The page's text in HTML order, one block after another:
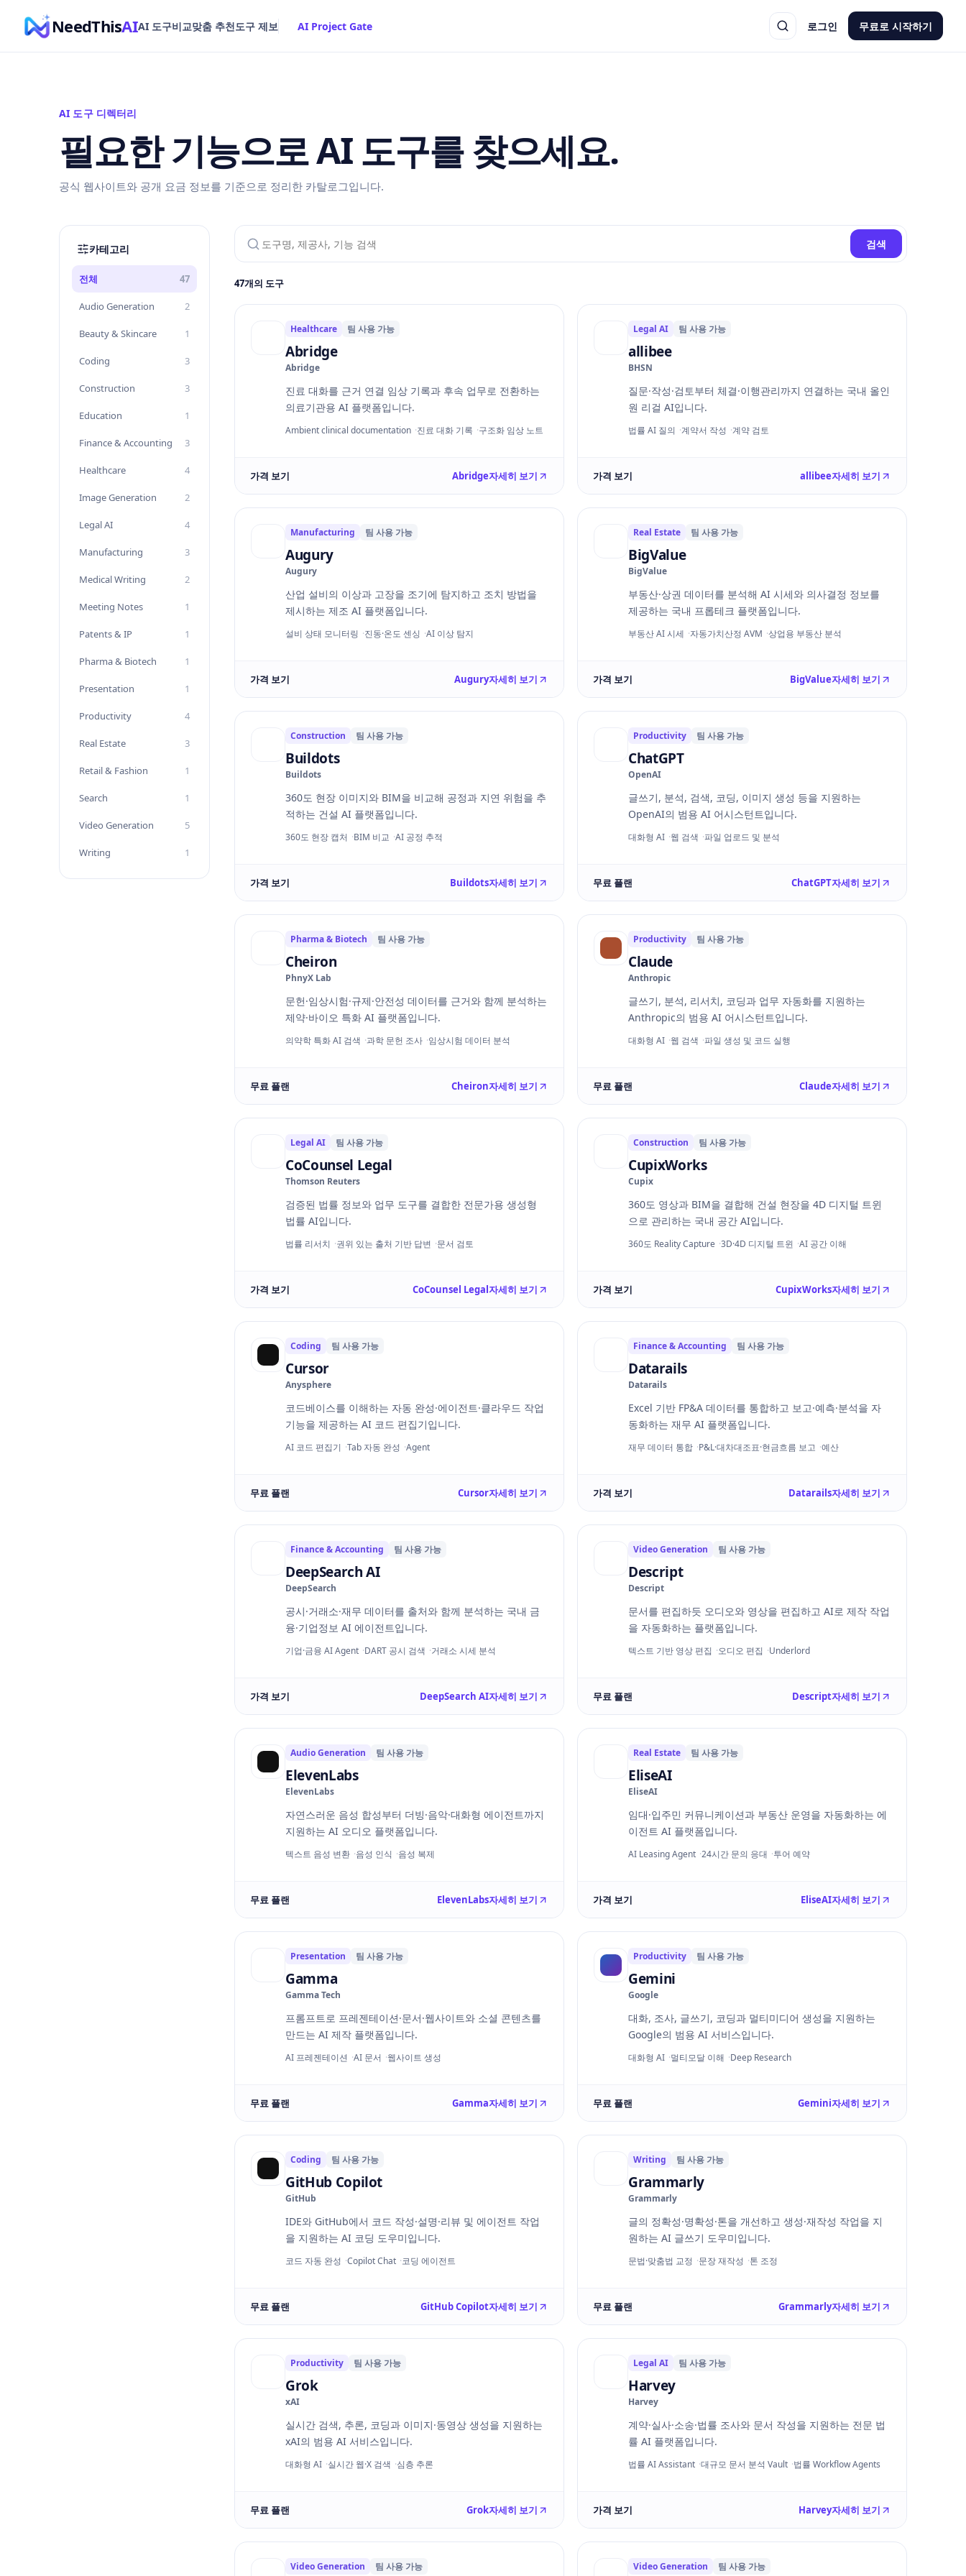
NeedThisAIAI 도구비교맞춤 추천도구 제보 AI Project Gate 로그인 무료로 시작하기
AI 도구 디렉터리
필요한 기능으로 AI 도구를 찾으세요.
공식 웹사이트와 공개 요금 정보를 기준으로 정리한 카탈로그입니다.
카테고리
전체 47
Audio Generation 2
Beauty & Skincare 1
Coding 3
Construction 3
Education 1
Finance & Accounting 3
Healthcare 4
Image Generation 2
Legal AI 4
Manufacturing 3
Medical Writing 2
Meeting Notes 1
Patents & IP 1
Pharma & Biotech 1
Presentation 1
Productivity 4
Real Estate 3
Retail & Fashion 1
Search 1
Video Generation 5
Writing 1
검색
47개의 도구
Healthcare 팀 사용 가능
Abridge
Abridge
진료 대화를 근거 연결 임상 기록과 후속 업무로 전환하는
의료기관용 AI 플랫폼입니다.
Ambient clinical documentation 진료 대화 기록 구조화 임상 노트
가격 보기 Abridge자세히 보기
Legal AI 팀 사용 가능
allibee
BHSN
질문·작성·검토부터 체결·이행관리까지 연결하는 국내 올인
원 리걸 AI입니다.
법률 AI 질의 계약서 작성 계약 검토
가격 보기 allibee자세히 보기
Manufacturing 팀 사용 가능
Augury
Augury
산업 설비의 이상과 고장을 조기에 탐지하고 조치 방법을
제시하는 제조 AI 플랫폼입니다.
설비 상태 모니터링 진동·온도 센싱 AI 이상 탐지
가격 보기 Augury자세히 보기
Real Estate 팀 사용 가능
BigValue
BigValue
부동산·상권 데이터를 분석해 AI 시세와 의사결정 정보를
제공하는 국내 프롭테크 플랫폼입니다.
부동산 AI 시세 자동가치산정 AVM 상업용 부동산 분석
가격 보기 BigValue자세히 보기
Construction 팀 사용 가능
Buildots
Buildots
360도 현장 이미지와 BIM을 비교해 공정과 지연 위험을 추
적하는 건설 AI 플랫폼입니다.
360도 현장 캡처 BIM 비교 AI 공정 추적
가격 보기 Buildots자세히 보기
Productivity 팀 사용 가능
ChatGPT
OpenAI
글쓰기, 분석, 검색, 코딩, 이미지 생성 등을 지원하는
OpenAI의 범용 AI 어시스턴트입니다.
대화형 AI 웹 검색 파일 업로드 및 분석
무료 플랜 ChatGPT자세히 보기
Pharma & Biotech 팀 사용 가능
Cheiron
PhnyX Lab
문헌·임상시험·규제·안전성 데이터를 근거와 함께 분석하는
제약·바이오 특화 AI 플랫폼입니다.
의약학 특화 AI 검색 과학 문헌 조사 임상시험 데이터 분석
무료 플랜 Cheiron자세히 보기
Productivity 팀 사용 가능
Claude
Anthropic
글쓰기, 분석, 리서치, 코딩과 업무 자동화를 지원하는
Anthropic의 범용 AI 어시스턴트입니다.
대화형 AI 웹 검색 파일 생성 및 코드 실행
무료 플랜 Claude자세히 보기
Legal AI 팀 사용 가능
CoCounsel Legal
Thomson Reuters
검증된 법률 정보와 업무 도구를 결합한 전문가용 생성형
법률 AI입니다.
법률 리서치 권위 있는 출처 기반 답변 문서 검토
가격 보기 CoCounsel Legal자세히 보기
Construction 팀 사용 가능
CupixWorks
Cupix
360도 영상과 BIM을 결합해 건설 현장을 4D 디지털 트윈
으로 관리하는 국내 공간 AI입니다.
360도 Reality Capture 3D·4D 디지털 트윈 AI 공간 이해
가격 보기 CupixWorks자세히 보기
Coding 팀 사용 가능
Cursor
Anysphere
코드베이스를 이해하는 자동 완성·에이전트·클라우드 작업
기능을 제공하는 AI 코드 편집기입니다.
AI 코드 편집기 Tab 자동 완성 Agent
무료 플랜 Cursor자세히 보기
Finance & Accounting 팀 사용 가능
Datarails
Datarails
Excel 기반 FP&A 데이터를 통합하고 보고·예측·분석을 자
동화하는 재무 AI 플랫폼입니다.
재무 데이터 통합 P&L·대차대조표·현금흐름 보고 예산
가격 보기 Datarails자세히 보기
Finance & Accounting 팀 사용 가능
DeepSearch AI
DeepSearch
공시·거래소·재무 데이터를 출처와 함께 분석하는 국내 금
융·기업정보 AI 에이전트입니다.
기업·금융 AI Agent DART 공시 검색 거래소 시세 분석
가격 보기 DeepSearch AI자세히 보기
Video Generation 팀 사용 가능
Descript
Descript
문서를 편집하듯 오디오와 영상을 편집하고 AI로 제작 작업
을 자동화하는 플랫폼입니다.
텍스트 기반 영상 편집 오디오 편집 Underlord
무료 플랜 Descript자세히 보기
Audio Generation 팀 사용 가능
ElevenLabs
ElevenLabs
자연스러운 음성 합성부터 더빙·음악·대화형 에이전트까지
지원하는 AI 오디오 플랫폼입니다.
텍스트 음성 변환 음성 인식 음성 복제
무료 플랜 ElevenLabs자세히 보기
Real Estate 팀 사용 가능
EliseAI
EliseAI
임대·입주민 커뮤니케이션과 부동산 운영을 자동화하는 에
이전트 AI 플랫폼입니다.
AI Leasing Agent 24시간 문의 응대 투어 예약
가격 보기 EliseAI자세히 보기
Presentation 팀 사용 가능
Gamma
Gamma Tech
프롬프트로 프레젠테이션·문서·웹사이트와 소셜 콘텐츠를
만드는 AI 제작 플랫폼입니다.
AI 프레젠테이션 AI 문서 웹사이트 생성
무료 플랜 Gamma자세히 보기
Productivity 팀 사용 가능
Gemini
Google
대화, 조사, 글쓰기, 코딩과 멀티미디어 생성을 지원하는
Google의 범용 AI 서비스입니다.
대화형 AI 멀티모달 이해 Deep Research
무료 플랜 Gemini자세히 보기
Coding 팀 사용 가능
GitHub Copilot
GitHub
IDE와 GitHub에서 코드 작성·설명·리뷰 및 에이전트 작업
을 지원하는 AI 코딩 도우미입니다.
코드 자동 완성 Copilot Chat 코딩 에이전트
무료 플랜 GitHub Copilot자세히 보기
Writing 팀 사용 가능
Grammarly
Grammarly
글의 정확성·명확성·톤을 개선하고 생성·재작성 작업을 지
원하는 AI 글쓰기 도우미입니다.
문법·맞춤법 교정 문장 재작성 톤 조정
무료 플랜 Grammarly자세히 보기
Productivity 팀 사용 가능
Grok
xAI
실시간 검색, 추론, 코딩과 이미지·동영상 생성을 지원하는
xAI의 범용 AI 서비스입니다.
대화형 AI 실시간 웹·X 검색 심층 추론
무료 플랜 Grok자세히 보기
Legal AI 팀 사용 가능
Harvey
Harvey
계약·실사·소송·법률 조사와 문서 작성을 지원하는 전문 법
률 AI 플랫폼입니다.
법률 AI Assistant 대규모 문서 분석 Vault 법률 Workflow Agents
가격 보기 Harvey자세히 보기
Video Generation 팀 사용 가능 Video Generation 팀 사용 가능